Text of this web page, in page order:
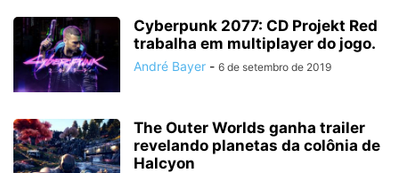
Cyberpunk 2077: CD Projekt Red
trabalha em multiplayer do jogo.
André Bayer - 6 de setembro de 2019
The Outer Worlds ganha trailer
revelando planetas da colônia de
Halcyon